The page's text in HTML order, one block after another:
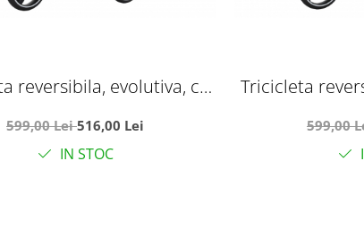
reversibila, evolutiva, cu
si muzica, SL06 roz
599,00 Lei516,00 Lei
IN STOC
Tricicleta
lumini si
599,00